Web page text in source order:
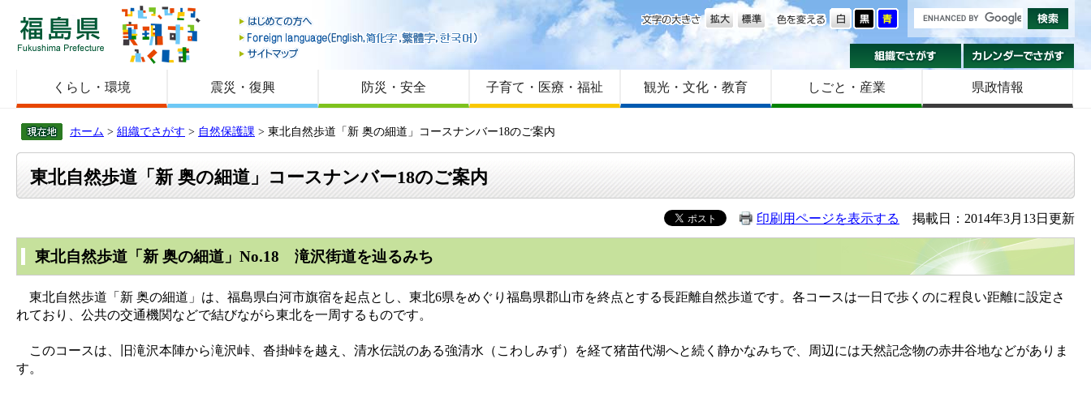
福島県
はじめての方へ
Foreign language
サイトマップ
色を変える
文字の大きさ
組織でさがす
くらし・環境 震災・復興 防災・安全 子育て・医療・福祉 観光・文化・教育 しごと・産業 県政情報
ホーム > 組織でさがす > 自然保護課 > 東北自然歩道「新 奥の細道」コースナンバー18のご案内
東北自然歩道「新 奥の細道」コースナンバー18のご案内
印刷用ページを表示する 掲載日：2014年3月13日更新
東北自然歩道「新 奥の細道」No.18 滝沢街道を辿るみち
東北自然歩道「新 奥の細道」は、福島県白河市旗宿を起点とし、東北6県をめぐり福島県郡山市を終点とする長距離自然歩道です。各コースは一日で歩くのに程良い距離に設定さ
れており、公共の交通機関などで結びながら東北を一周するものです。
このコースは、旧滝沢本陣から滝沢峠、沓掛峠を越え、清水伝説のある強清水（こわしみず）を経て猪苗代湖へと続く静かなみちで、周辺には天然記念物の赤井谷地などがありま
す。